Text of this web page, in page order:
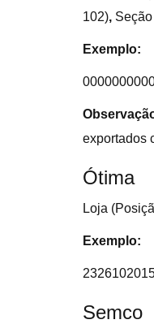
102),
Exemplo:
exportados
Ótima
Loja
Exemplo:
Semco